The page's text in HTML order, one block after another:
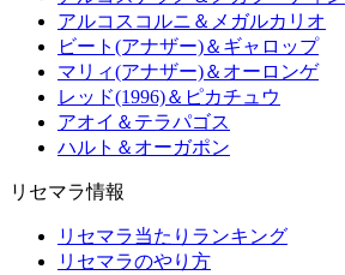
アルコスコルニ＆メガルカリオ
ビート(アナザー)＆ギャロップ
マリィ(アナザー)＆オーロンゲ
レッド(1996)＆ピカチュウ
アオイ＆テラパゴス
ハルト＆オーガポン
リセマラ情報
リセマラ当たりランキング
リセマラのやり方